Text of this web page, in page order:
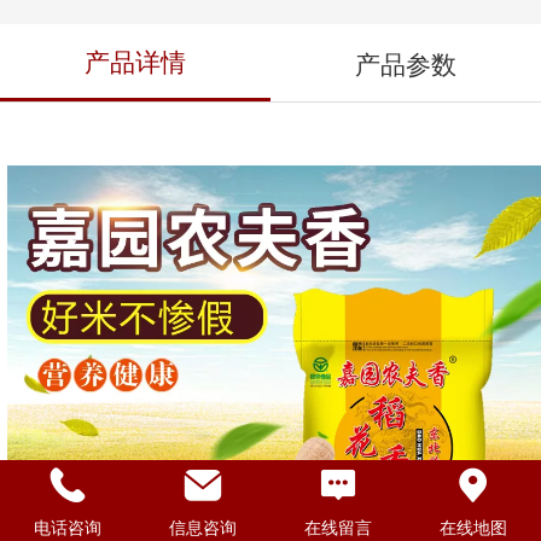
产品详情 产品参数
电话咨询 信息咨询 在线留言 在线地图